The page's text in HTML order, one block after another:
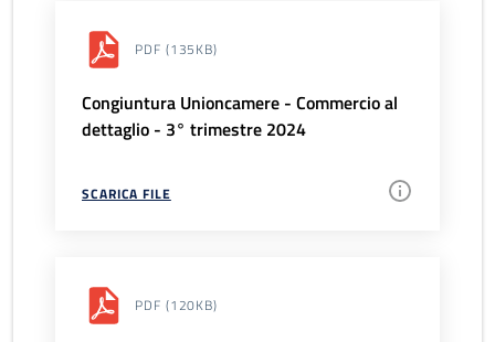
PDF (135KB)
Congiuntura Unioncamere - Commercio al
dettaglio - 3° trimestre 2024
SCARICA FILE
PDF (120KB)